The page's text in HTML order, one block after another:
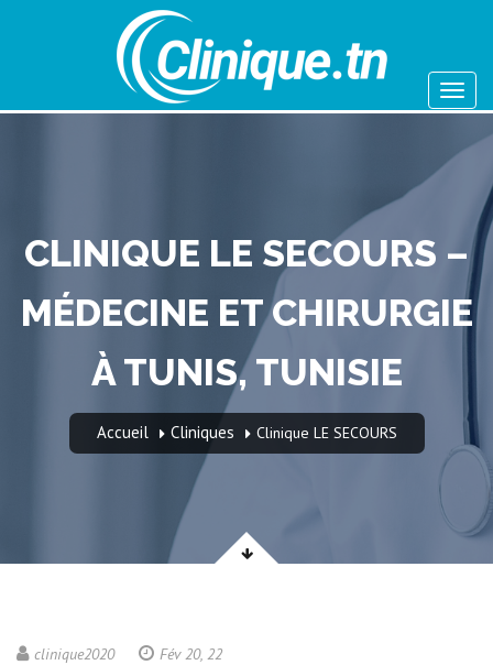
CLINIQUE LE SECOURS –
MÉDECINE ET CHIRURGIE
À TUNIS, TUNISIE
Accueil Cliniques Clinique LE SECOURS
clinique2020 Fév 20, 22